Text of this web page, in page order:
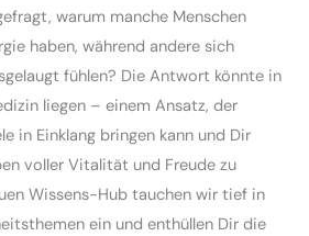
warum manche Menschen
haben, während andere sich
fühlen? Die Antwort könnte in
liegen – einem Ansatz, der
in Einklang bringen kann und Dir
voller Vitalität und Freude zu
Wissens-Hub tauchen wir tief in
ein und enthüllen Dir die